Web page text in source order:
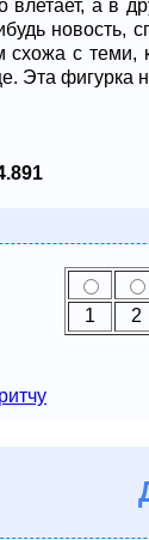
влетает, а в
новость,
схожа с теми,
Эта фигурка
1
2